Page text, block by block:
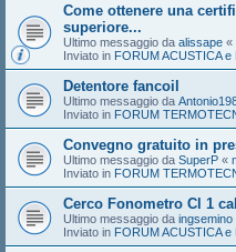
Come ottenere una
superiore...
Ultimo messaggio da alissape «
Inviato in FORUM ACUSTICA e
Detentore fancoil
Ultimo messaggio da
Inviato in FORUM
Convegno gratuito in
Ultimo messaggio da SuperP «
Inviato in FORUM
Cerco Fonometro Cl 1
Ultimo messaggio da ingsemino
Inviato in FORUM ACUSTICA e